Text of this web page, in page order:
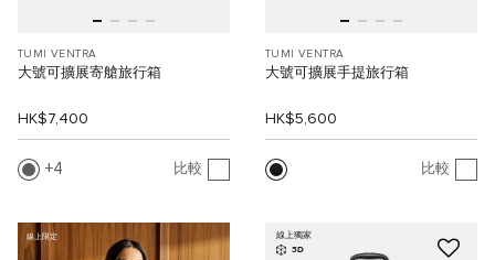
TUMI VENTRA
大號可擴展寄艙旅行箱
HK$7,400
4 比較
TUMI VENTRA
大號可擴展手提旅行箱
HK$5,600
比較
線上限定 線上獨家
3D